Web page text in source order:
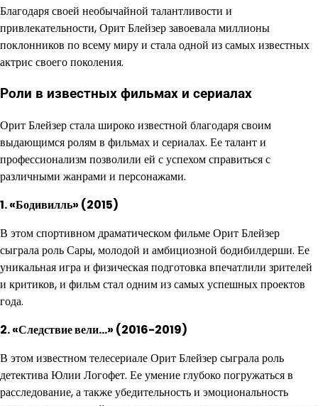
Благодаря своей необычайной талантливости и
привлекательности, Орит Блейзер завоевала миллионы
поклонников по всему миру и стала одной из самых известных
актрис своего поколения.
Роли в известных фильмах и сериалах
Орит Блейзер стала широко известной благодаря своим
выдающимся ролям в фильмах и сериалах. Ее талант и
профессионализм позволили ей с успехом справиться с
различными жанрами и персонажами.
1. «Бодивилль» (2015)
В этом спортивном драматическом фильме Орит Блейзер
сыграла роль Сары, молодой и амбициозной бодибилдерши. Ее
уникальная игра и физическая подготовка впечатлили зрителей
и критиков, и фильм стал одним из самых успешных проектов
года.
2. «Следствие вели…» (2016-2019)
В этом известном телесериале Орит Блейзер сыграла роль
детектива Юлии Логофет. Ее умение глубоко погружаться в
расследование, а также убедительность и эмоциональность